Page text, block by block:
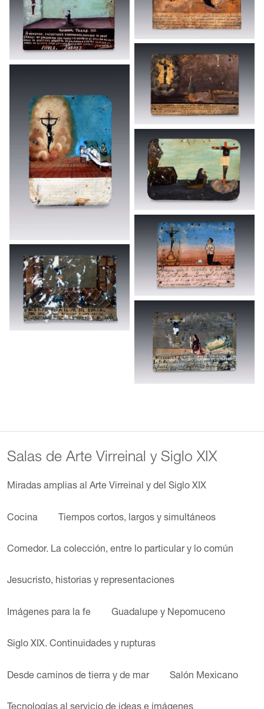
Salas de Arte Virreinal y Siglo XIX
Miradas amplias al Arte Virreinal y del Siglo XIX
Cocina Tiempos cortos, largos y simultáneos
Comedor. La colección, entre lo particular y lo común
Jesucristo, historias y representaciones
Imágenes para la fe Guadalupe y Nepomuceno
Siglo XIX. Continuidades y rupturas
Desde caminos de tierra y de mar Salón Mexicano